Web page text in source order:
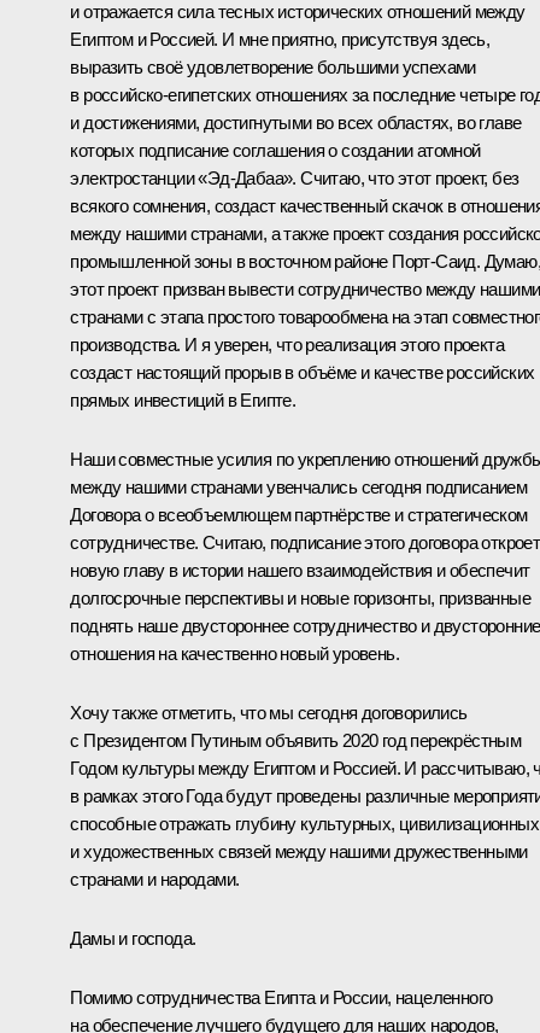
и отражается сила тесных исторических отношений между
Египтом и Россией. И мне приятно, присутствуя здесь,
выразить своё удовлетворение большими успехами
в российско-египетских отношениях за последние четыре
и достижениями, достигнутыми во всех областях, во главе
которых подписание соглашения о создании атомной
электростанции «Эд-Дабаа». Считаю, что этот проект, без
всякого сомнения, создаст качественный скачок в
между нашими странами, а также проект создания
промышленной зоны в восточном районе Порт-Саид. Думаю,
этот проект призван вывести сотрудничество между нашими
странами с этапа простого товарообмена на этап
производства. И я уверен, что реализация этого проекта
создаст настоящий прорыв в объёме и качестве российских
прямых инвестиций в Египте.
Наши совместные усилия по укреплению отношений
между нашими странами увенчались сегодня подписанием
Договора о всеобъемлющем партнёрстве и стратегическом
сотрудничестве. Считаю, подписание этого договора откроет
новую главу в истории нашего взаимодействия и обеспечит
долгосрочные перспективы и новые горизонты, призванные
поднять наше двустороннее сотрудничество и двусторонние
отношения на качественно новый уровень.
Хочу также отметить, что мы сегодня договорились
с Президентом Путиным объявить 2020 год перекрёстным
Годом культуры между Египтом и Россией. И рассчитываю,
в рамках этого Года будут проведены различные
способные отражать глубину культурных, цивилизационных
и художественных связей между нашими дружественными
странами и народами.
Дамы и господа.
Помимо сотрудничества Египта и России, нацеленного
на обеспечение лучшего будущего для наших народов,